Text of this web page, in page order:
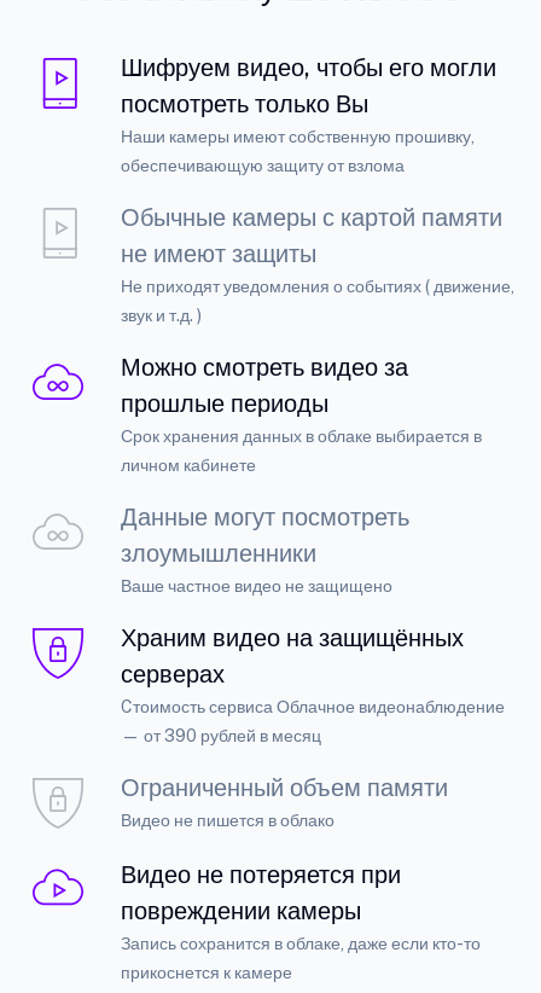
Шифруем видео, чтобы его могли
посмотреть только Вы
Наши камеры имеют собственную прошивку,
обеспечивающую защиту от взлома
Обычные камеры с картой памяти
не имеют защиты
Не приходят уведомления о событиях ( движение,
звук и т.д. )
Можно смотреть видео за
прошлые периоды
Срок хранения данных в облаке выбирается в
личном кабинете
Данные могут посмотреть
злоумышленники
Ваше частное видео не защищено
Храним видео на защищённых
серверах
Cтоимость сервиса Облачное видеонаблюдение
— от 390 рублей в месяц
Ограниченный объем памяти
Видео не пишется в облако
Видео не потеряется при
повреждении камеры
Запись сохранится в облаке, даже если кто-то
прикоснется к камере